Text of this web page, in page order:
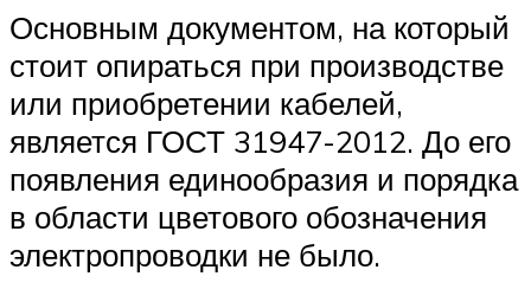
Основным документом, на который
стоит опираться при производстве
или приобретении кабелей,
является ГОСТ 31947-2012. До его
появления единообразия и порядка
в области цветового обозначения
электропроводки не было.